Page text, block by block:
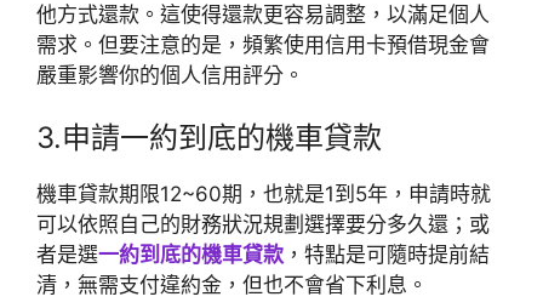
他方式還款。這使得還款更容易調整，以滿足個人
需求。但要注意的是，頻繁使用信用卡預借現金會
嚴重影響你的個人信用評分。
3.申請一約到底的機車貸款
機車貸款期限12~60期，也就是1到5年，申請時就
可以依照自己的財務狀況規劃選擇要分多久還；或
者是選一約到底的機車貸款 ，特點是可隨時提前結
清，無需支付違約金，但也不會省下利息。